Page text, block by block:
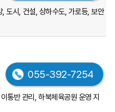
도시, 건설, 상하수도, 가로등, 보안
055-392-7254
통반 관리, 하북체육공원 운영 지